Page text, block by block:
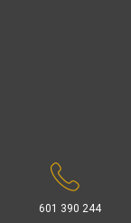
601 390 244